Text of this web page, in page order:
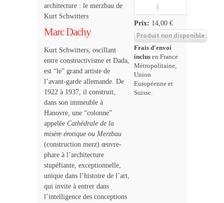
architecture : le merzbau de
Kurt Schwitters
Marc Dachy
Kurt Schwitters, oscillant
entre constructivisme et Dada,
est “le” grand artiste de
l’avant-garde allemande. De
1922 à 1937, il construit,
dans son immeuble à
Hanovre, une “colonne”
appelée Cathédrale de la
misère érotique ou Merzbau
(construction merz) œuvre-
phare à l’architecture
stupéfiante, exceptionnelle,
unique dans l’histoire de l’art,
qui invite à entrer dans
l’intelligence des conceptions
Prix: 14,00 €
Frais d'envoi
inclus en France
Métropolitaine,
Union
Européenne et
Suisse.